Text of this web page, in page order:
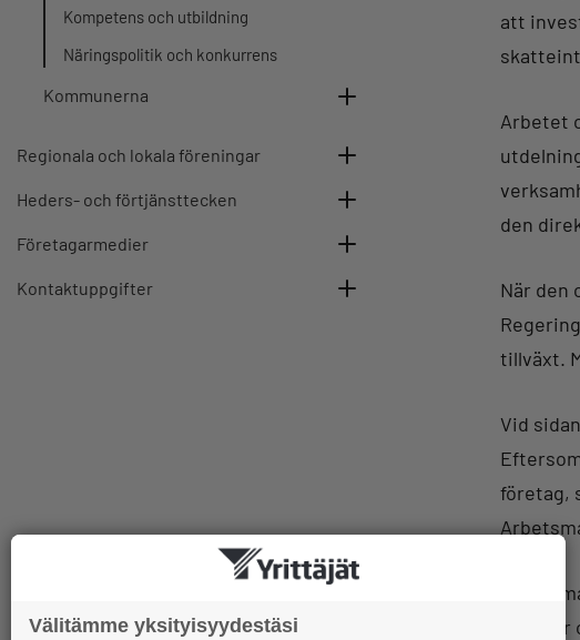
Kompetens och utbildning
Näringspolitik och konkurrens
Kommunerna
Regionala och lokala föreningar
Heders- och förtjänsttecken
Företagarmedier
Kontaktuppgifter
att
Arbetet
den
När den
tillväxt.
Vid
företag,
Välitämme yksityisyydestäsi